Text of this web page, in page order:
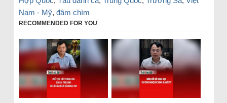
Nam - Mỹ, đâm chìm
RECOMMENDED FOR YOU